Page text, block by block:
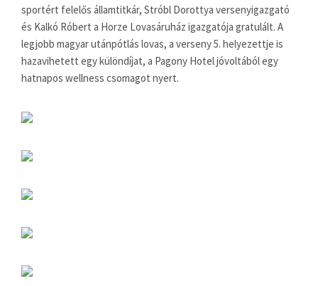
sportért felelős államtitkár, Stróbl Dorottya versenyigazgató
és Kalkó Róbert a Horze Lovasáruház igazgatója gratulált. A
legjobb magyar utánpótlás lovas, a verseny 5. helyezettje is
hazavihetett egy különdíjat, a Pagony Hotel jóvoltából egy
hatnapos wellness csomagot nyert.